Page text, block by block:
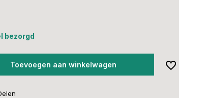
bezorgd
Toevoegen aan winkelwagen